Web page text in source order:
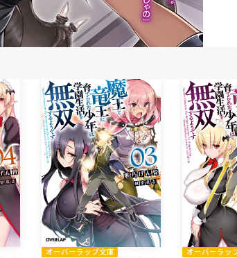
オーバーラップ文庫 オーバーラッ